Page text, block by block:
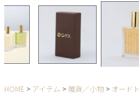
HOME アイテム 雑貨／小物 オード